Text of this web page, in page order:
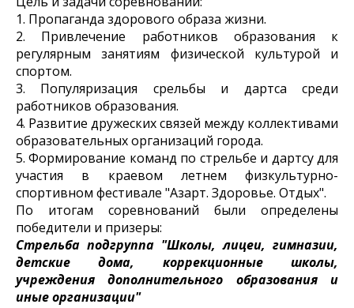
1. Пропаганда здорового образа жизни.
2. Привлечение работников образования к
регулярным занятиям физической культурой и
спортом.
3. Популяризация срельбы и дартса среди
работников образования.
4. Развитие дружеских связей между коллективами
образовательных организаций города.
5. Формирование команд по стрельбе и дартсу для
участия в краевом летнем физкультурно-
спортивном фестивале "Азарт. Здоровье. Отдых".
По итогам соревнований были определены
победители и призеры:
Стрельба подгруппа "Школы, лицеи, гимназии,
детские дома, коррекционные школы,
учреждения дополнительного образования и
иные организации"